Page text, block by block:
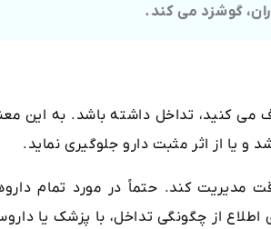
گوشزد می کند.
می کنید، تداخل داشته باشد. به این
و یا از اثر مثبت دارو جلوگیری نماید.
مدیریت کند. حتماً در مورد تمام
از چگونگی تداخل، با پزشک یا